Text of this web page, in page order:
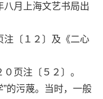
八月上海文艺书局出
〔１２〕及《二心
页注〔５２〕。
的污蔑。当时，一般